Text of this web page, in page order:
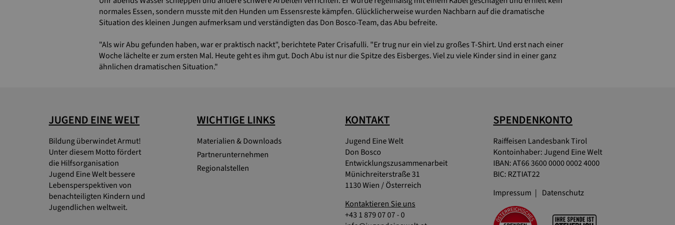
normales Essen, sondern musste mit den Hunden um Essensreste kämpfen. Glücklicherweise wurden Nachbarn auf die dramatische
Situation des kleinen Jungen aufmerksam und verständigten das Don Bosco-Team, das Abu befreite.
"Als wir Abu gefunden haben, war er praktisch nackt", berichtete Pater Crisafulli. "Er trug nur ein viel zu großes T-Shirt. Und erst nach einer
Woche lächelte er zum ersten Mal. Heute geht es ihm gut. Doch Abu ist nur die Spitze des Eisberges. Viel zu viele Kinder sind in einer ganz
ähnlichen dramatischen Situation."
JUGEND EINE WELT
Bildung überwindet Armut!
Unter diesem Motto fördert
die Hilfsorganisation
Jugend Eine Welt bessere
Lebensperspektiven von
benachteiligten Kindern und
Jugendlichen weltweit.
WICHTIGE LINKS
Materialien & Downloads
Partnerunternehmen
Regionalstellen
KONTAKT
Jugend Eine Welt
Don Bosco
Entwicklungszusammenarbeit
Münichreiterstraße 31
1130 Wien / Österreich
Kontaktieren Sie uns
+43 1 879 07 07 - 0
SPENDENKONTO
Raiffeisen Landesbank Tirol
Kontoinhaber: Jugend Eine Welt
IBAN: AT66 3600 0000 0002 4000
BIC: RZTIAT22
Impressum
Datenschutz